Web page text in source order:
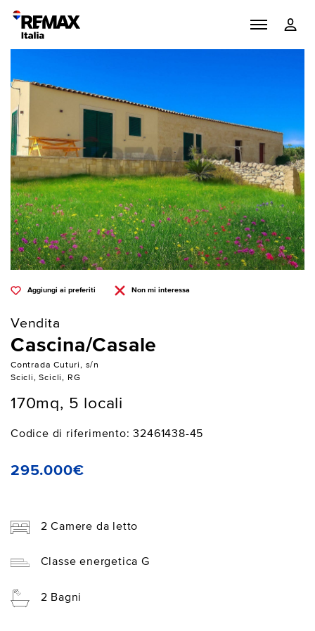
Aggiungi ai preferiti Non mi interessa
Vendita
Cascina/Casale
Contrada Cuturi, s/n
Scicli, Scicli, RG
170mq, 5 locali
Codice di riferimento: 32461438-45
295.000€
2 Camere da letto
Classe energetica G
2 Bagni